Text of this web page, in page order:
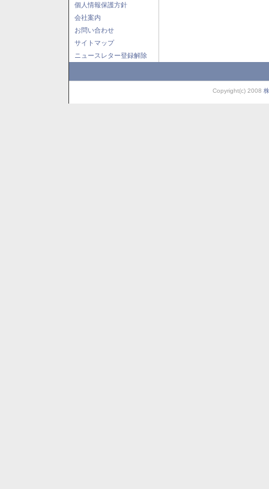
個人情報保護方針
会社案内
お問い合わせ
サイトマップ
ニュースレター登録解除
Copyright(c) 2008